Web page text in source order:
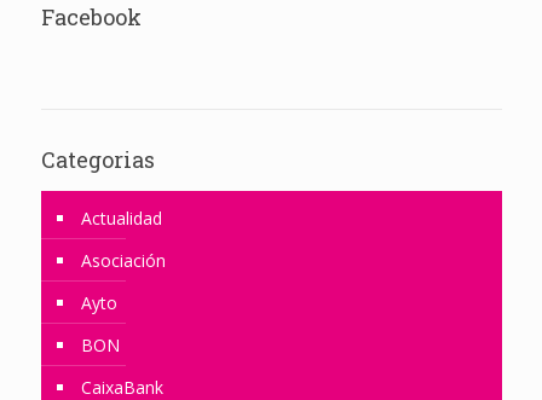
Facebook
Categorias
Actualidad
Asociación
Ayto
BON
CaixaBank